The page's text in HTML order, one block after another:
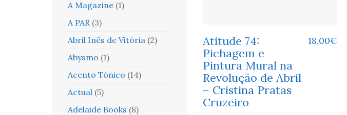
Atitude 74:
Pichagem e
Pintura Mural na
Revolução de Abril
– Cristina Pratas
Cruzeiro
18,00€
A Magazine (1)
A PAR (3)
Abril Inês de Vitória (2)
Abysmo (1)
Acento Tónico (14)
Actual (5)
Adelaide Books (8)